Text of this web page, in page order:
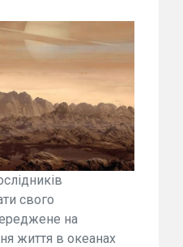
свого
на
життя в океанах